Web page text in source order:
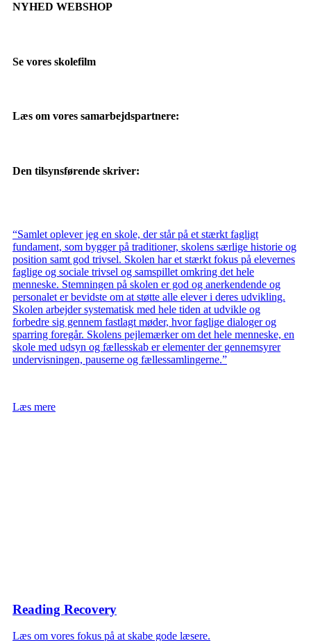
NYHED WEBSHOP
Se vores skolefilm
Læs om vores samarbejdspartnere:
Den tilsynsførende skriver:
“Samlet oplever jeg en skole, der står på et stærkt fagligt
fundament, som bygger på traditioner, skolens særlige historie og
position samt god trivsel. Skolen har et stærkt fokus på elevernes
faglige og sociale trivsel og samspillet omkring det hele
menneske. Stemningen på skolen er god og anerkendende og
personalet er bevidste om at støtte alle elever i deres udvikling.
Skolen arbejder systematisk med hele tiden at udvikle og
forbedre sig gennem fastlagt møder, hvor faglige dialoger og
sparring foregår. Skolens pejlemærker om det hele menneske, en
skole med udsyn og fællesskab er elementer der gennemsyrer
undervisningen, pauserne og fællessamlingerne.”
Læs mere
Reading Recovery
Læs om vores fokus på at skabe gode læsere.